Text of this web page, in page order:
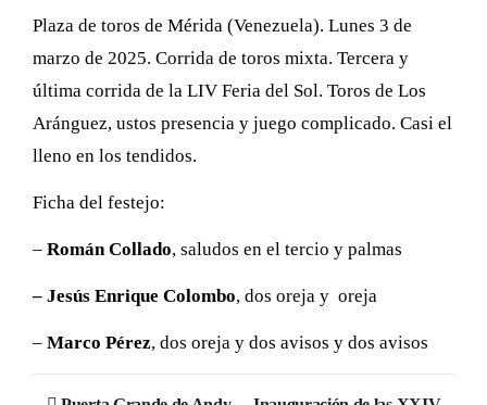
Plaza de toros de Mérida (Venezuela). Lunes 3 de
marzo de 2025. Corrida de toros mixta. Tercera y
última corrida de la LIV Feria del Sol. Toros de Los
Aránguez, ustos presencia y juego complicado. Casi el
lleno en los tendidos.
Ficha del festejo:
– Román Collado, saludos en el tercio y palmas
– Jesús Enrique Colombo, dos oreja y oreja
– Marco Pérez, dos oreja y dos avisos y dos avisos
Navegación